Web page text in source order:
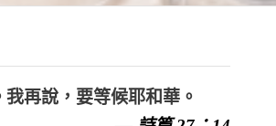
再說，要等候耶和華。